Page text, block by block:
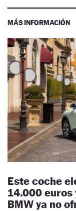
MÁS INFORMACIÓN
Este coche
14.000 euros
BMW ya no